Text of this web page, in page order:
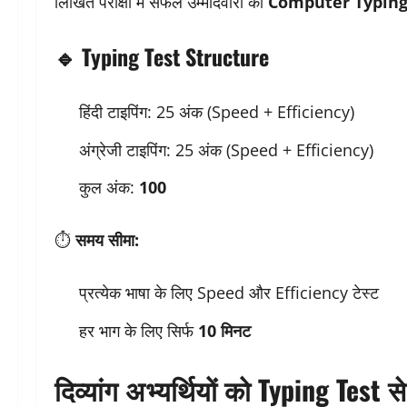
🔹 Typing Test Structure
हिंदी टाइपिंग: 25 अंक (Speed + Efficiency)
अंग्रेजी टाइपिंग: 25 अंक (Speed + Efficiency)
कुल अंक: 100
⏱समय सीमा:
प्रत्येक भाषा के लिए Speed और Efficiency टेस्ट
हर भाग के लिए सिर्फ 10 मिनट
दिव्यांग अभ्यर्थियों को Typing Test